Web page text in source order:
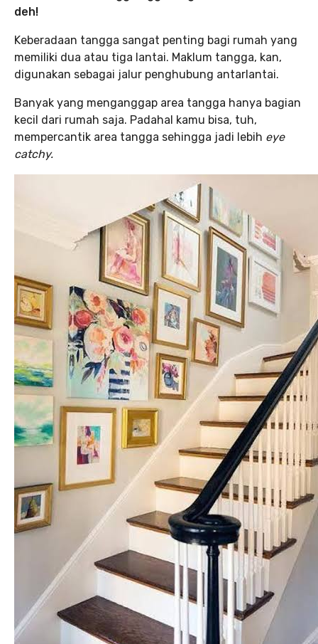
deh!
Keberadaan tangga sangat penting bagi rumah yang
memiliki dua atau tiga lantai. Maklum tangga, kan,
digunakan sebagai jalur penghubung antarlantai.
Banyak yang menganggap area tangga hanya bagian
kecil dari rumah saja. Padahal kamu bisa, tuh,
mempercantik area tangga sehingga jadi lebih eye
catchy.